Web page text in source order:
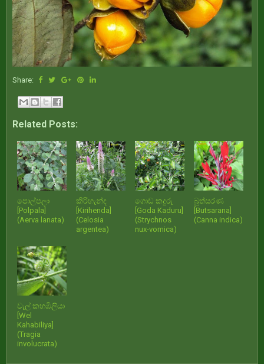
Share:
Related Posts:
පොල්පලා
[Polpala]
(Aerva lanata)
කිරිහැන්ද
[Kirihenda]
(Celosia
argentea)
ගොඩ කදුරු
[Goda Kaduru]
(Strychnos
nux-vomica)
බුත්සරණ
[Butsarana]
(Canna indica)
වැල් කහඹිලියා
[Wel
Kahabiliya]
(Tragia
involucrata)